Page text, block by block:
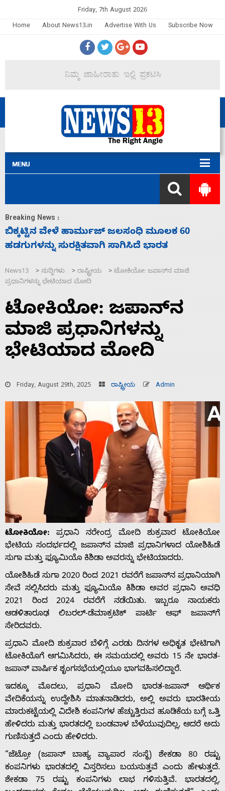
Friday, 7th August 2026
Home
About News13.in Advertise With Us Subscribe Now
Breaking News :
ನಾಗೇಂದ್ರ ರಾಜೀನಾಮೆ ಕೊಡದಿದ್ದರೆ ಸದನ ನಡೆಸಲು
ಬಿಡೆವು: ಛಲವಾದಿ ನಾರಾಯಣಸ್ವಾಮಿ
Home
About
News13 > ಸುದ್ದಿಗಳು > ರಾಷ್ಟ್ರೀಯ > ಟೋಕಿಯೋ: ಜಪಾನ್‌ನ ಮಾಜಿ
ಪ್ರಧಾನಿಗಳನ್ನು ಭೇಟಿಯಾದ ಮೋದಿ
ಟೋಕಿಯೋ: ಜಪಾನ್‌ನ
ಮಾಜಿ ಪ್ರಧಾನಿಗಳನ್ನು
ಭೇಟಿಯಾದ ಮೋದಿ
Friday, August 29th, 2025 ರಾಷ್ಟ್ರೀಯ Admin
ಟೋಕಿಯೋ: ಪ್ರಧಾನಿ ನರೇಂದ್ರ ಮೋದಿ ಶುಕ್ರವಾರ ಟೋಕಿಯೋ
ಭೇಟಿಯ ಸಂದರ್ಭದಲ್ಲಿ ಜಪಾನ್‌ನ ಮಾಜಿ ಪ್ರಧಾನಿಗಳಾದ ಯೋಶಿಹಿಡೆ
ಸುಗಾ ಮತ್ತು ಫ್ಯೂಮಿಯೊ ಕಿಶಿಡಾ ಅವರನ್ನು ಭೇಟಿಯಾದರು.
ಯೋಶಿಹಿಡೆ ಸುಗಾ 2020 ರಿಂದ 2021 ರವರೆಗೆ ಜಪಾನ್‌ನ ಪ್ರಧಾನಿಯಾಗಿ
ಸೇವೆ ಸಲ್ಲಿಸಿದರು ಮತ್ತು ಫ್ಯೂಮಿಯೊ ಕಿಶಿಡಾ ಅವರ ಪ್ರಧಾನಿ ಅವಧಿ
2021 ರಿಂದ 2024 ರವರೆಗೆ ನಡೆಯಿತು. ಇಬ್ಬರೂ ನಾಯಕರು
ಆಡಳಿತಾರೂಢ ಲಿಬರಲ್-ಡೆಮಾಕ್ರಟಿಕ್ ಪಾರ್ಟಿ ಆಫ್ ಜಪಾನ್‌ಗೆ
ಸೇರಿದವರು.
ಪ್ರಧಾನಿ ಮೋದಿ ಶುಕ್ರವಾರ ಬೆಳಿಗ್ಗೆ ಎರಡು ದಿನಗಳ ಅಧಿಕೃತ ಭೇಟಿಗಾಗಿ
ಟೋಕಿಯೊಗೆ ಆಗಮಿಸಿದರು, ಈ ಸಮಯದಲ್ಲಿ ಅವರು 15 ನೇ ಭಾರತ-
ಜಪಾನ್ ವಾರ್ಷಿಕ ಶೃಂಗಸಭೆಯಲ್ಲಿಯೂ ಭಾಗವಹಿಸಲಿದ್ದಾರೆ.
ಇದಕ್ಕೂ ಮೊದಲು, ಪ್ರಧಾನಿ ಮೋದಿ ಭಾರತ-ಜಪಾನ್ ಆರ್ಥಿಕ
ವೇದಿಕೆಯನ್ನು ಉದ್ದೇಶಿಸಿ ಮಾತನಾಡಿದರು, ಅಲ್ಲಿ ಅವರು ಭಾರತೀಯ
ಮಾರುಕಟ್ಟೆಯಲ್ಲಿ ವಿದೇಶಿ ಕಂಪನಿಗಳ ಹೆಚ್ಚುತ್ತಿರುವ ಹೂಡಿಕೆಯ ಬಗ್ಗೆ ಒತ್ತಿ
ಹೇಳಿದರು ಮತ್ತು ಭಾರತದಲ್ಲಿ ಬಂಡವಾಳ ಬೆಳೆಯುವುದಿಲ್ಲ, ಆದರೆ ಅದು
ಗುಣಿಸುತ್ತದೆ ಎಂದು ಹೇಳಿದರು.
“ಜೆಟ್ರೋ (ಜಪಾನ್ ಬಾಹ್ಯ ವ್ಯಾಪಾರ ಸಂಸ್ಥೆ) ಶೇಕಡಾ 80 ರಷ್ಟು
ಕಂಪನಿಗಳು ಭಾರತದಲ್ಲಿ ವಿಸ್ತರಿಸಲು ಬಯಸುತ್ತವೆ ಎಂದು ಹೇಳುತ್ತದೆ.
ಶೇಕಡಾ 75 ರಷ್ಟು ಕಂಪನಿಗಳು ಲಾಭ ಗಳಿಸುತ್ತಿವೆ. ಭಾರತದಲ್ಲಿ,